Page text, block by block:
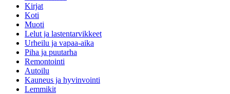
Kirjat
Koti
Muoti
Lelut ja lastentarvikkeet
Urheilu ja vapaa-aika
Piha ja puutarha
Remontointi
Autoilu
Kauneus ja hyvinvointi
Lemmikit